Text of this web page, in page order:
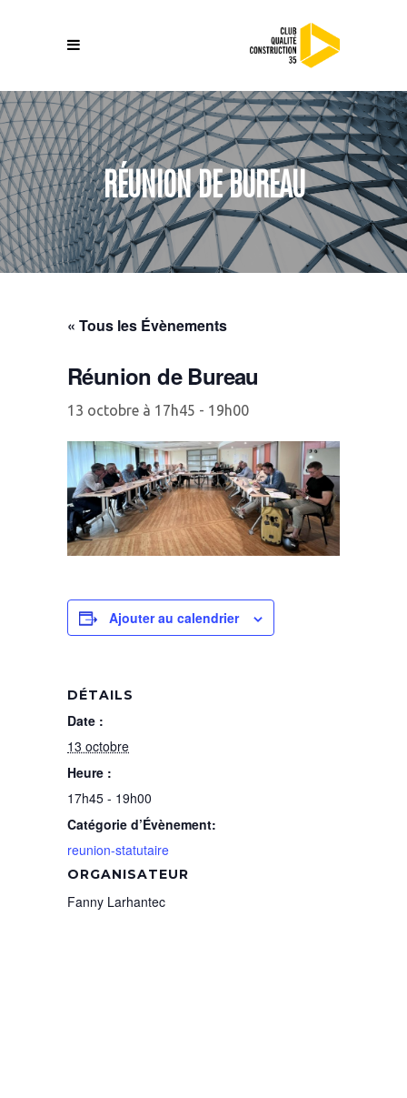
RÉUNION DE BUREAU
« Tous les Évènements
Réunion de Bureau
13 octobre à 17h45 - 19h00
Ajouter au calendrier
DÉTAILS
Date :
13 octobre
Heure :
17h45 - 19h00
Catégorie d’Évènement:
reunion-statutaire
ORGANISATEUR
Fanny Larhantec